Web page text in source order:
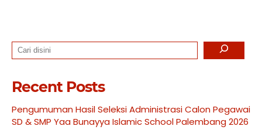
Search
Recent Posts
Pengumuman Hasil Seleksi Administrasi Calon Pegawai
SD & SMP Yaa Bunayya Islamic School Palembang 2026